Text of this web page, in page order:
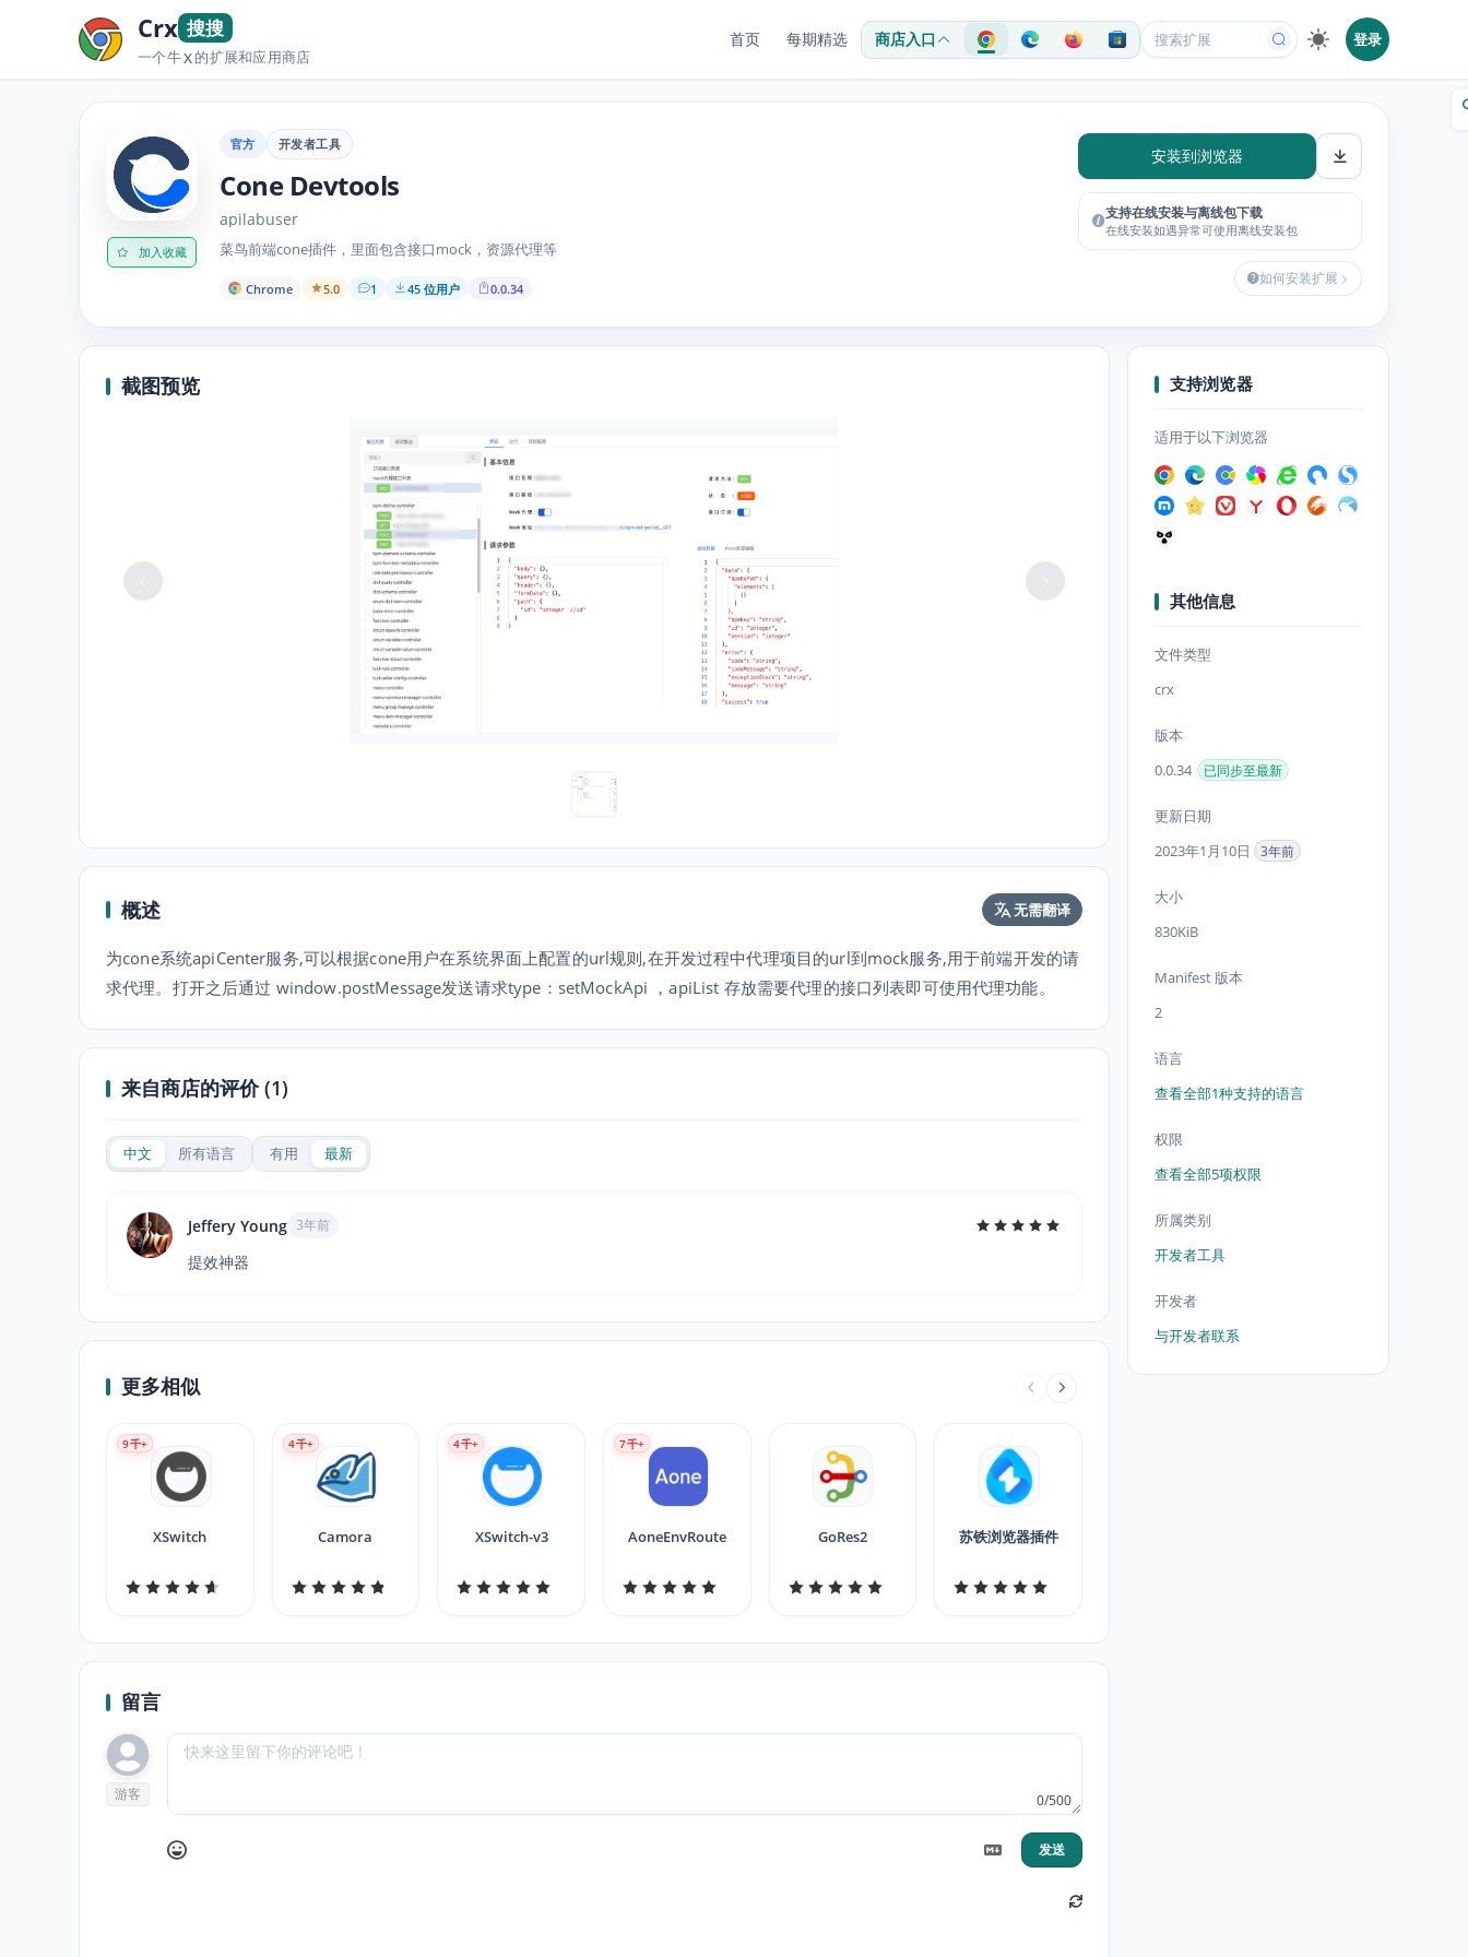
Crx 搜搜
一个牛X的扩展和应用商店
首页 每期精选 商店入口 登录
加入收藏
官方 开发者工具
Cone Devtools
apilabuser
菜鸟前端cone插件，里面包含接口mock，资源代理等
Chrome 5.0 1 45 位用户 0.0.34
安装到浏览器
支持在线安装与离线包下载
在线安装如遇异常可使用离线安装包
如何安装扩展
截图预览
概述 无需翻译
为cone系统apiCenter服务,可以根据cone用户在系统界面上配置的url规则,在开发过程中代理项目的url到mock服务,用于前端开发的请
求代理。打开之后通过 window.postMessage发送请求type：setMockApi ，apiList 存放需要代理的接口列表即可使用代理功能。
来自商店的评价 (1)
中文 所有语言 有用 最新
Jeffery Young 3年前
提效神器
更多相似
XSwitch
9千+
Camora
4千+
XSwitch-v3
4千+
AoneEnvRoute
7千+
GoRes2 苏铁浏览器插件
留言
游客 0/500
发送
支持浏览器
适用于以下浏览器
其他信息
文件类型
crx
版本
0.0.34
已同步至最新
更新日期
2023年1月10日
3年前
大小
830KiB
Manifest 版本
2
语言
查看全部1种支持的语言
权限
查看全部5项权限
所属类别
开发者工具
开发者
与开发者联系